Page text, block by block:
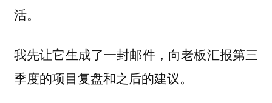
活。
我先让它生成了一封邮件，向老板汇报第三
季度的项目复盘和之后的建议。